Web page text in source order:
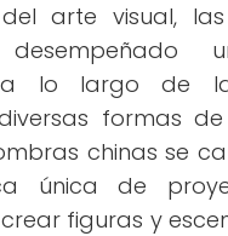
arte visual,
a lo largo de
formas de
chinas se
única de
figuras y